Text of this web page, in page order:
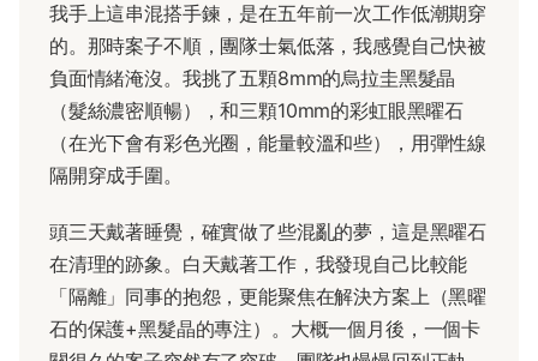
我手上這串混搭手鍊，是在五年前一次工作低潮期穿
的。那時案子不順，團隊士氣低落，我感覺自己快被
負面情緒淹沒。我挑了五顆8mm的烏拉圭黑髮晶
（髮絲濃密順暢），和三顆10mm的彩虹眼黑曜石
（在光下會有彩色光圈，能量較溫和些），用彈性線
隔開穿成手圍。
頭三天戴著睡覺，確實做了些混亂的夢，這是黑曜石
在清理的跡象。白天戴著工作，我發現自己比較能
「隔離」同事的抱怨，更能聚焦在解決方案上（黑曜
石的保護+黑髮晶的專注）。大概一個月後，一個卡